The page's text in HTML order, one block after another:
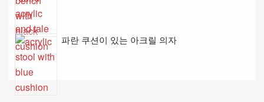
파란 쿠션이 있는 아크릴 의자